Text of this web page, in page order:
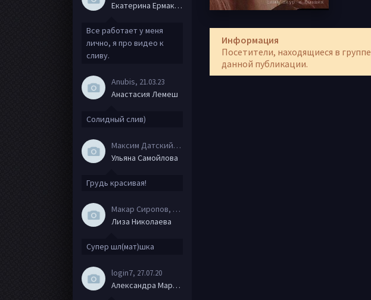
Информация
Посетители, находящиеся в группе
данной публикации.
Екатерина Ермакова
Все работает у меня
лично, я про видео к
сливу.
Anubis, 21.03.23
Анастасия Лемеш
Солидный слив)
Максим Датский
, 15.08.20
Ульяна Самойлова
Грудь красивая!
Макар Сиропов, 08.08.20
Лиза Николаева
Супер шл(мат)шка
login7, 27.07.20
Александра Маркова